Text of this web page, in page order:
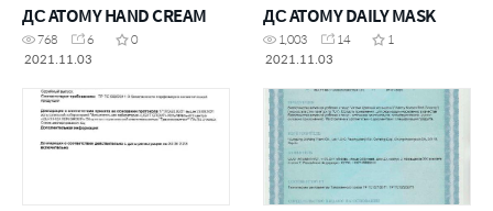
ДС ATOMY HAND CREAM
768 6
0
2021.11.03
ДС ATOMY DAILY MASK
1,003 14
1
2021.11.03